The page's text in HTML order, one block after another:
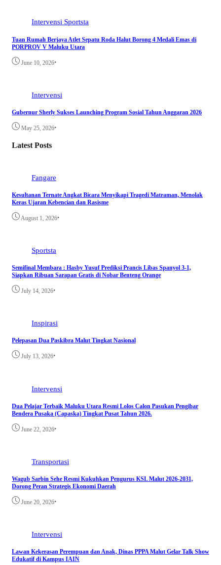
Intervensi Sportsta
Tuan Rumah Berjaya Atlet Sepatu Roda Halut Borong 4 Medali Emas di
PORPROV V Maluku Utara
June 10, 2026•
Intervensi
Gubernur Sherly Sukses Launching Program Sosial Tahun Anggaran 2026
May 25, 2026•
Latest Posts
Fangare
Kesultanan Ternate Angkat Bicara Menyikapi Tragedi Matraman, Menolak
Keras Ujaran Kebencian dan Rasisme
August 1, 2026•
Sportsta
Semifinal Membara : Hasby Yusuf Prediksi Prancis Libas Spanyol 3-1,
Siapkan Ribuan Sarapan Gratis di Nobar Benteng Orange
July 14, 2026•
Inspirasi
Pelepasan Dua Paskibra Malut Tingkat Nasional
July 13, 2026•
Intervensi
Dua Pelajar Terbaik Maluku Utara Resmi Lolos Calon Pasukan Pengibar
Bendera Pusaka (Capaska) Tingkat Pusat Tahun 2026.
June 22, 2026•
Transportasi
Wagub Sarbin Sehe Resmi Kukuhkan Pengurus KSL Malut 2026-2031,
Dorong Peran Strategis Ekonomi Daerah
June 20, 2026•
Intervensi
Lawan Kekerasan Perempuan dan Anak, Dinas PPPA Malut Gelar Talk Show
Edukatif di Kampus IAIN